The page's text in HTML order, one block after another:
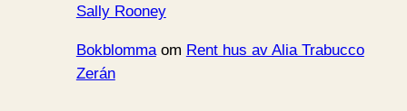
Sally Rooney
Bokblommaom Rent hus av Alia Trabucco
Zerán